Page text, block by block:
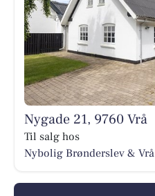
Nygade 21, 9760 Vrå
Til salg hos
Nybolig Brønderslev & Vrå